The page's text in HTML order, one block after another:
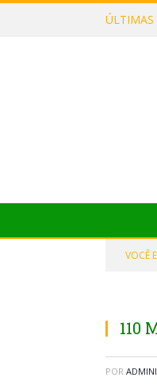
ÚLTIMAS
VOCÊ
110
POR